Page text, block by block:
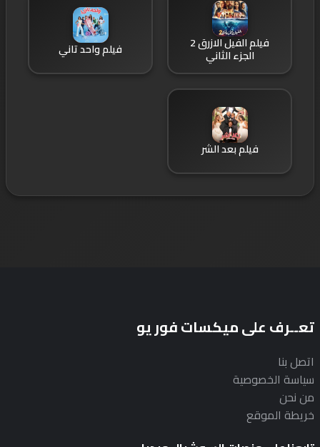
فيلم الفيل الازرق 2
الجزء الثاني فيلم واحد تاني
فيلم بعد الشر
تعــرف على ميكسات فور يو
اتصل بنا
سياسة الخصوصية
من نحن
خريطة الموقع